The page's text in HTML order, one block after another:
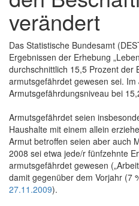
verändert
Das Statistische Bundesamt
Ergebnissen der Erhebung
durchschnittlich 15,5 Prozent der
armutsgefährdet gewesen sei.
Armutsgefährdungsniveau bei
Armutsgefährdet seien
Haushalte mit einem allein
Armut betroffen seien aber auch
2008 sei etwa jede/r fünfzehnte
armutsgefährdet gewesen
damit gegenüber dem Vorjahr (7
27.11.2009).